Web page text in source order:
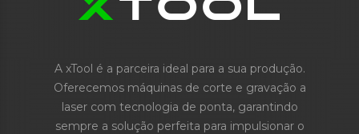
A xTool é a parceira ideal para a sua produção.
Oferecemos máquinas de corte e gravação a
laser com tecnologia de ponta, garantindo
sempre a solução perfeita para impulsionar o